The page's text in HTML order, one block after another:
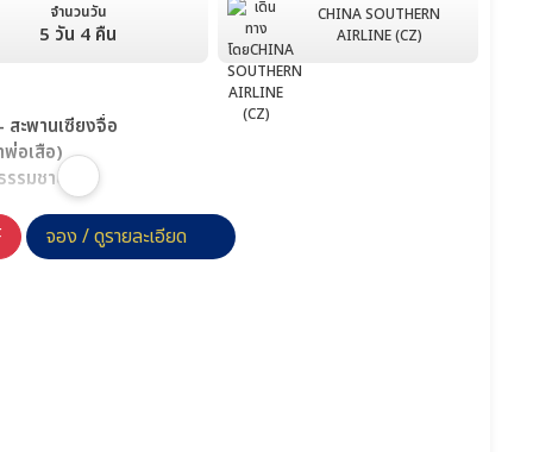
จำนวนวัน
5 วัน 4 คืน
CHINA SOUTHERN
AIRLINE (CZ)
สะพานเซียงจื่อ
พ่อเสือ)
รมชาติ
ห่านพะโล้ต้นตำรับแต้จิ๋ว
จอง / ดูรายละเอียด